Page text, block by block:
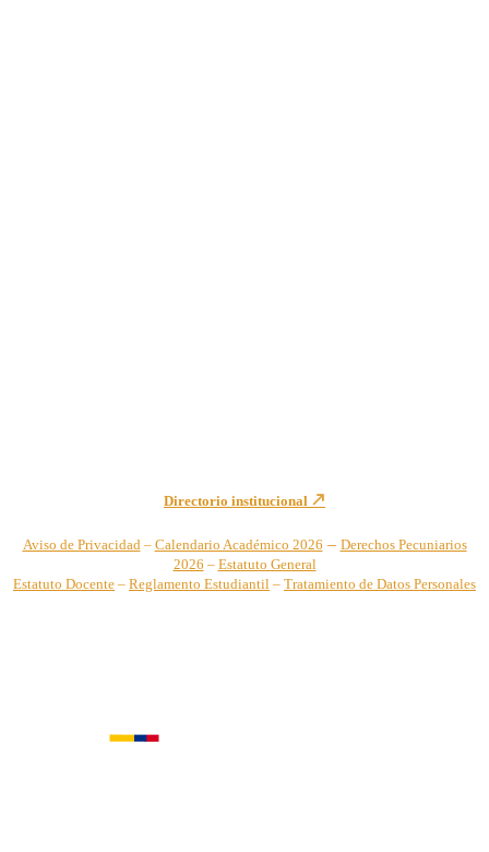
Directorio institucional
Aviso de Privacidad – Calendario Académico 2026 – Derechos Pecuniarios
2026 – Estatuto General
Estatuto Docente – Reglamento Estudiantil – Tratamiento de Datos Personales